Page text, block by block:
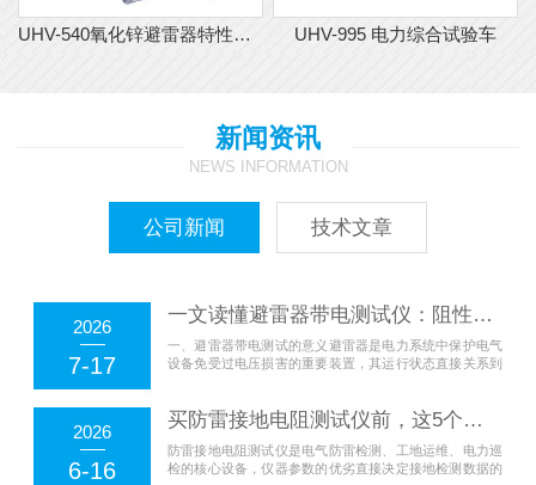
UHV-540氧化锌避雷器特性测试仪 UHV-995 电力综合试验车
新闻资讯
NEWS INFORMATION
公司新闻 技术文章
2026
7-17
一文读懂避雷器带电测试仪：阻性电流测试逻辑、现场接线规范、数据对比分析全流程指南
一、避雷器带电测试的意义避雷器是电力系统中保护电气
设备免受过电压损害的重要装置，其运行状态直接关系到
2026
6-16
买防雷接地电阻测试仪前，这5个参数千万别忽略！
防雷接地电阻测试仪是电气防雷检测、工地运维、电力巡
检的核心设备，仪器参数的优劣直接决定接地检测数据的